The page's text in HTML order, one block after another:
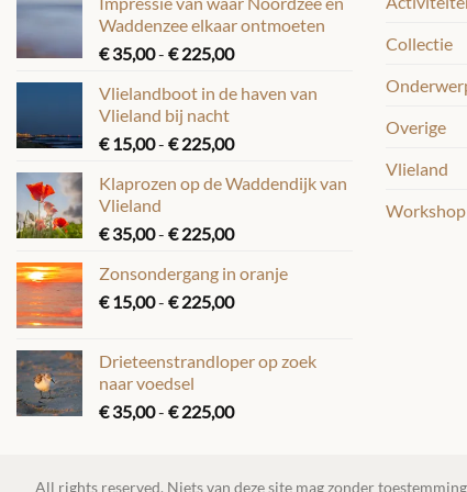
Waddenzee elkaar ontmoeten
€35,00- €225,00Prijsklasse:
tot
Vlielandboot in de haven van
Vlieland bij nacht
€15,00- €225,00Prijsklasse:
tot
Klaprozen op de Waddendijk van
Vlieland
€35,00- €225,00Prijsklasse:
tot
€ 225,00
Zonsondergang in oranje
€15,00- €225,00Prijsklasse:
€ 225,00
Drieteenstrandloper op zoek
naar voedsel
€35,00- €225,00Prijsklasse:
€ 225,00
Collectie
Overige
Vlieland
All rights reserved. Niets van deze site mag zonder